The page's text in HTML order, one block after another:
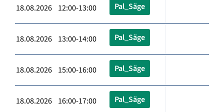
18.08.2026 12:00-13:00 Pal_Säge
18.08.2026 13:00-14:00 Pal_Säge
18.08.2026 15:00-16:00 Pal_Säge
18.08.2026 16:00-17:00 Pal_Säge